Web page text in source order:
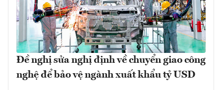
Đề nghị sửa nghị định về chuyển giao công
nghệ để bảo vệ ngành xuất khẩu tỷ USD